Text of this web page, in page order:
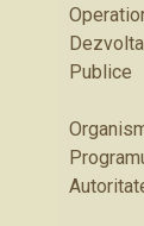
Publice